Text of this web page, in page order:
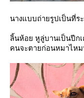
นางแบบถ่ายรูปเป็นที่
ลิ้นห้อย หูลู่บานเป็นปีก
คนจะตายก่อนหมาไหม